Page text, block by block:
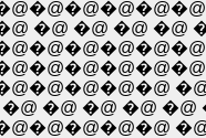
�@ �@ �@ �@